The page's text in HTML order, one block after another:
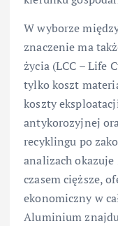
W wyborze
znaczenie ma
życia (LCC – Life
tylko koszt
koszty
antykorozyjnej
recyklingu po
analizach
czasem cięższe,
ekonomiczny w
Aluminium